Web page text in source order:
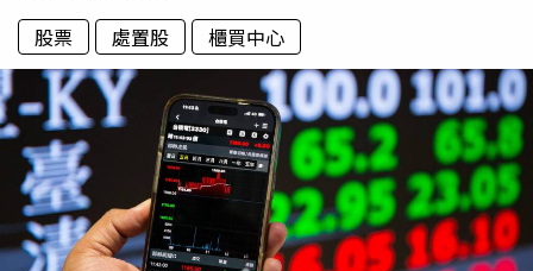
股票 處置股 櫃買中心